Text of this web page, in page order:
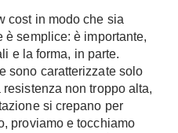
A Chiocciola
Scale Interni
Ringhiere
Rivestimenti
Ceramica
cost in modo che sia
semplice: è importante,
e la forma, in parte.
sono caratterizzate solo
non troppo alta,
si crepano per
proviamo e tocchiamo